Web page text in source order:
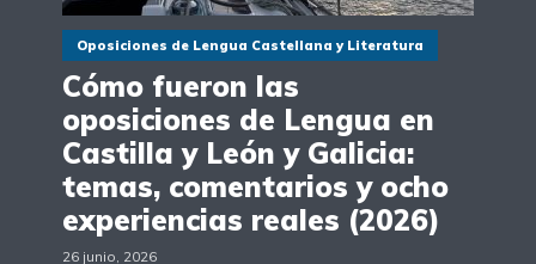
Oposiciones de Lengua Castellana y Literatura
Cómo fueron las
oposiciones de Lengua en
Castilla y León y Galicia:
temas, comentarios y ocho
experiencias reales (2026)
26 junio, 2026